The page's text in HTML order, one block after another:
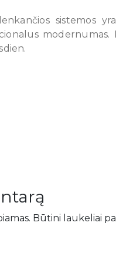
sistemos
modernumas.
Būtini laukeliai